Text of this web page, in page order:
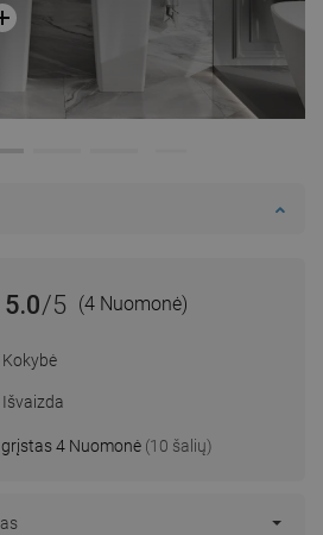
5.0/5 (4 Nuomonė)
4 Nuomonė (10 šalių)
Kokybė
Išvaizda